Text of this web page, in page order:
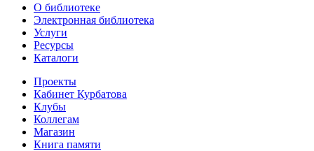
О библиотеке
Электронная библиотека
Услуги
Ресурсы
Каталоги
Проекты
Кабинет Курбатова
Клубы
Коллегам
Магазин
Книга памяти